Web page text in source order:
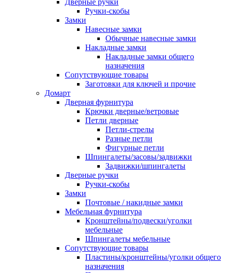
Дверные ручки
Ручки-скобы
Замки
Навесные замки
Обычные навесные замки
Накладные замки
Накладные замки общего
назначения
Сопутствующие товары
Заготовки для ключей и прочие
Домарт
Дверная фурнитура
Крючки дверные/ветровые
Петли дверные
Петли-стрелы
Разные петли
Фигурные петли
Шпингалеты/засовы/задвижки
Задвижки/шпингалеты
Дверные ручки
Ручки-скобы
Замки
Почтовые / накидные замки
Мебельная фурнитура
Кронштейны/подвески/уголки
мебельные
Шпингалеты мебельные
Сопутствующие товары
Пластины/кронштейны/уголки общего
назначения